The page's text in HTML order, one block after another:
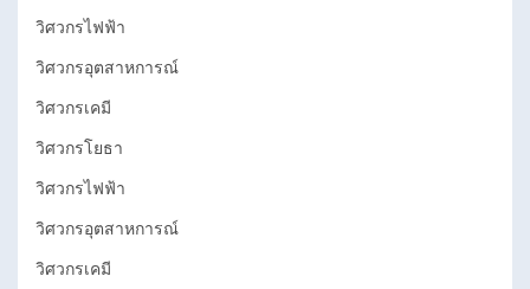
วิศวกรไฟฟ้า
วิศวกรอุตสาหการณ์
วิศวกรเคมี
วิศวกรโยธา
วิศวกรไฟฟ้า
วิศวกรอุตสาหการณ์
วิศวกรเคมี
นนทบุรี
เชียงใหม่
อุดรธานี
นครปฐม
วิศวกรโยธา
วิศวกรไฟฟ้า
วิศวกรอุตสาหการณ์
วิศวกรไฟฟ้า